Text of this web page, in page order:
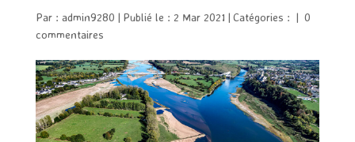
Par : admin9280 | Publié le : 2 Mar 2021 | Catégories : | 0
commentaires